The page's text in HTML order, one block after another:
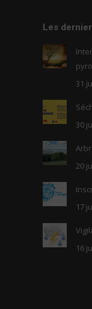
Les
31
30
20
17
16